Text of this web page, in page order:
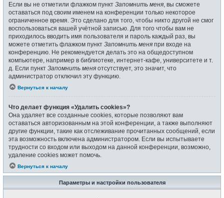
Если вы не отметили флажком пункт Запомнить меня , вы сможете
оставаться под своим именем на конференции только некоторое
ограниченное время. Это сделано для того, чтобы никто другой не смог
воспользоваться вашей учётной записью. Для того чтобы вам не
приходилось вводить имя пользователя и пароль каждый раз, вы
можете отметить флажком пункт Запомнить меня при входе на
конференцию. Не рекомендуется делать это на общедоступном
компьютере, например в библиотеке, интернет-кафе, университете и т.
д. Если пункт Запомнить меня отсутствует, это значит, что
администратор отключил эту функцию.
Вернуться к началу
Что делает функция «Удалить cookies»?
Она удаляет все созданные cookies, которые позволяют вам
оставаться авторизованным на этой конференции, а также выполняют
другие функции, такие как отслеживание прочитанных сообщений, если
эта возможность включена администратором. Если вы испытываете
трудности со входом или выходом на данной конференции, возможно,
удаление cookies может помочь.
Вернуться к началу
Параметры и настройки пользователя